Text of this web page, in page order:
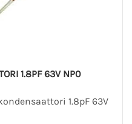
1.8PF 63V NP0
1.8pF 63V